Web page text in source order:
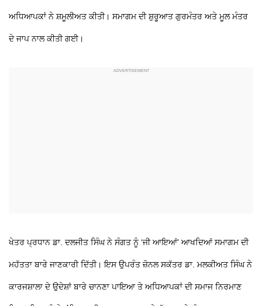
ਅਧਿਆਪਕਾਂ ਨੇ ਸ਼ਮੂਲੀਅਤ ਕੀਤੀ। ਸਮਾਗਮ ਦੀ ਸ਼ੁਰੂਆਤ ਗੁਰਮੰਤਰ ਅਤੇ ਮੂਲ ਮੰਤਰ
ਦੇ ਜਾਪ ਨਾਲ ਕੀਤੀ ਗਈ।
ਖੇਤਰ ਪ੍ਰਧਾਨ ਡਾ. ਦਲਜੀਤ ਸਿੰਘ ਨੇ ਸੰਗਤ ਨੂੰ ‘ਜੀ ਆਇਆਂ’ ਆਖਦਿਆਂ ਸਮਾਗਮ ਦੀ
ਮਹੱਤਤਾ ਬਾਰੇ ਜਾਣਕਾਰੀ ਦਿੱਤੀ। ਇਸ ਉਪਰੰਤ ਜ਼ੋਨਲ ਸਕੱਤਰ ਡਾ. ਮਲਕੀਅਤ ਸਿੰਘ ਨੇ
ਕਾਰਜਸ਼ਾਲਾ ਦੇ ਉਦੇਸ਼ਾਂ ਬਾਰੇ ਚਾਨਣਾ ਪਾਇਆ ਤੇ ਅਧਿਆਪਕਾਂ ਦੀ ਸਮਾਜ ਨਿਰਮਾਣ